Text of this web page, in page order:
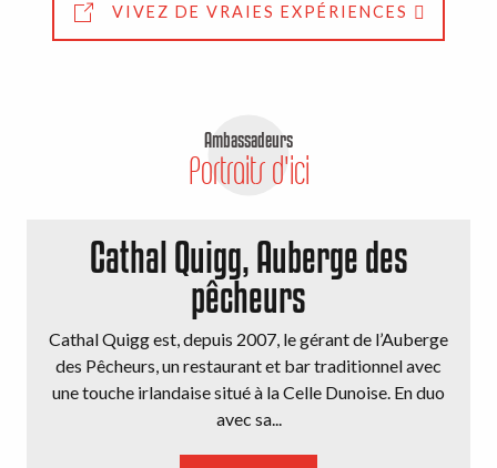
VIVEZ DE VRAIES EXPÉRIENCES
Ambassadeurs
Portraits d'ici
Cathal Quigg, Auberge des
pêcheurs
Cathal Quigg est, depuis 2007, le gérant de l’Auberge
des Pêcheurs, un restaurant et bar traditionnel avec
une touche irlandaise situé à la Celle Dunoise. En duo
avec sa...